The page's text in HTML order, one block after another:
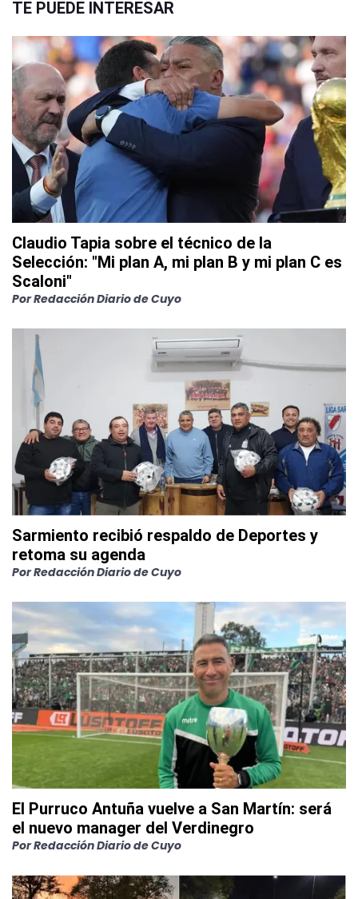
TE PUEDE INTERESAR
Claudio Tapia sobre el técnico de la
Selección: "Mi plan A, mi plan B y mi plan C es
Scaloni"
PorRedacción Diario de Cuyo
Sarmiento recibió respaldo de Deportes y
retoma su agenda
PorRedacción Diario de Cuyo
El Purruco Antuña vuelve a San Martín: será
el nuevo manager del Verdinegro
PorRedacción Diario de Cuyo